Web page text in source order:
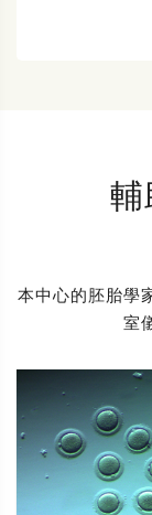
輔
本中心的胚胎學
室